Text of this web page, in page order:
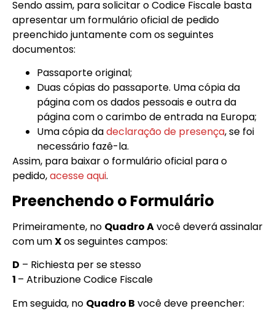
Sendo assim, para solicitar o Codice Fiscale basta
apresentar um formulário oficial de pedido
preenchido juntamente com os seguintes
documentos:
Passaporte original;
Duas cópias do passaporte. Uma cópia da
página com os dados pessoais e outra da
página com o carimbo de entrada na Europa;
Uma cópia dadeclaração de presença, se foi
necessário fazê-la.
Assim, para baixar o formulário oficial para o
pedido,acesse aqui.
Preenchendo o Formulário
Primeiramente, no Quadro Avocê deverá assinalar
com umXos seguintes campos:
D – Richiesta per se stesso
1 – Atribuzione Codice Fiscale
Em seguida, no Quadro B você deve preencher: